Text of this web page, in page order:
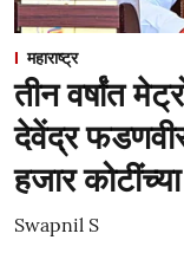
महाराष्ट्र
तीन वर्षांत
देवेंद्र
हजार
Swapnil S